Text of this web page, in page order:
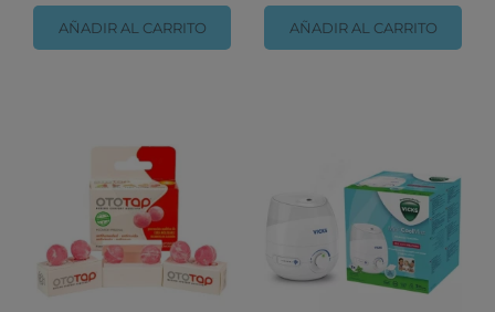
AÑADIR AL CARRITO AÑADIR AL CARRITO